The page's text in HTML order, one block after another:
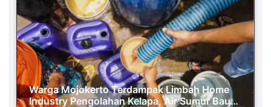
Warga Mojokerto Terdampak Limbah Home
Industry Pengolahan Kelapa, Air Sumur Bau